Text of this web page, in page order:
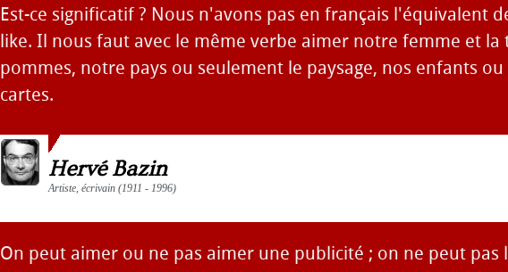
Est-ce significatif ? Nous n'avons pas en français l'équivalent
like. Il nous faut avec le même verbe aimer notre femme et la
pommes, notre pays ou seulement le paysage, nos enfants ou
cartes.
Hervé Bazin
Artiste, écrivain (1911 - 1996)
On peut aimer ou ne pas aimer une publicité ; on ne peut pas